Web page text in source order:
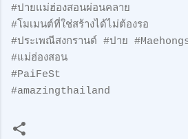
#ปายแม่ฮ่องสอนผ่อนคลาย
#โมเมนต์ที่ใช่สร้างได้ไม่ต้องรอ
#ประเพณีสงกรานต์ #ปาย
#แม่ฮ่องสอน
#PaiFeSt
#amazingthailand